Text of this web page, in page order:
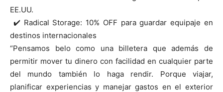
EE.UU.
✔️ Radical Storage: 10% OFF para guardar equipaje en
destinos internacionales
“Pensamos belo como una billetera que además de
permitir mover tu dinero con facilidad en cualquier parte
del mundo también lo haga rendir. Porque viajar,
planificar experiencias y manejar gastos en el exterior